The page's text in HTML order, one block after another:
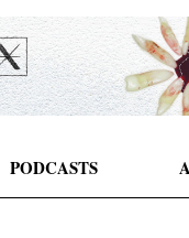
PODCASTS